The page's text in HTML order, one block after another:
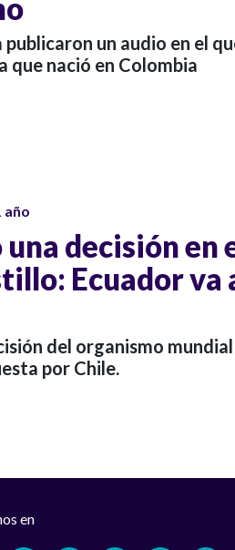
un audio en el
que nació en Colombia
año
una decisión en
Ecuador va
del organismo
por Chile.
en